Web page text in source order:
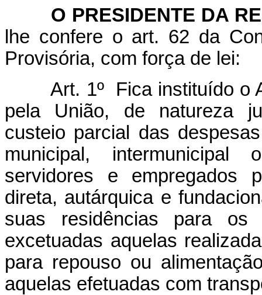
O PRESIDENTE DA
lhe confere o art. 62 da
Provisória, com força de lei:
Art. 1º Fica instituído o
pela União, de natureza
custeio parcial das
municipal, intermunicipal
servidores e empregados
direta, autárquica e
suas residências para
excetuadas aquelas
para repouso ou
aquelas efetuadas com